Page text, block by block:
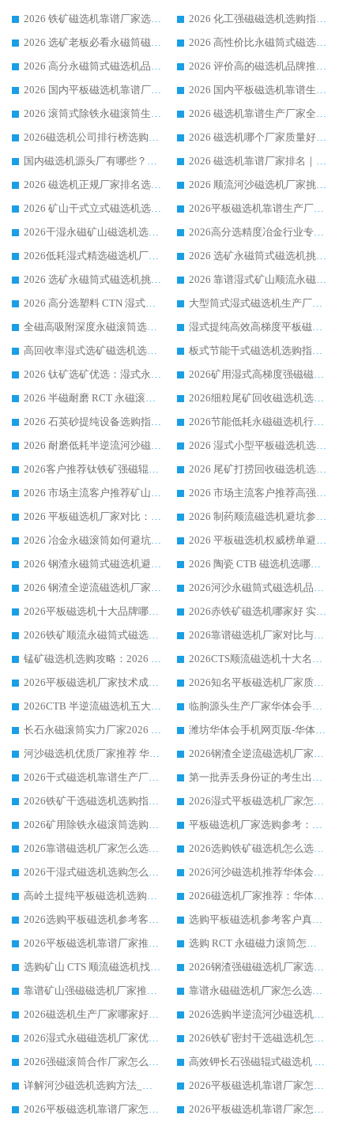
2026 铁矿磁选机靠谱厂家选购指南，领域强者华体会手机网页版-华体会(中国) 铁矿磁选机性价比高
2026 化工强磁磁选机选购指南 5 家行业口碑靠谱厂家领域强者推荐
2026 选矿老板必看永磁筒磁选机推荐 行业头部品牌口碑设备选购全攻略
2026 高性价比永磁筒式磁选机品牌盘点 行业强者口碑实测选购完整指南
2026 高分永磁筒式磁选机品牌推荐 选矿设备强者对比测评采购避坑全攻略
2026 评价高的磁选机品牌推荐选购指南，永磁筒式磁选机设备领域强者全景行业口碑解析
2026 国内平板磁选机靠谱厂家排名 行业实测口碑设备按需选购全指南
2026 国内平板磁选机靠谱生产厂家推荐排名|行业口碑选购指南，领域强者按需选设备
2026 滚筒式除铁永磁滚筒生产厂家推荐排名|行业口碑选购指南，领域强者源头厂商精选
2026 磁选机靠谱生产厂家全梳理 分场景选型行业头部品牌选购参考攻略
2026磁选机公司排行榜选购指南|正规源头厂家推荐，领域强者高性价比靠谱信赖品牌
2026 磁选机哪个厂家质量好？十大靠谱磁电企业排名选购指南
国内磁选机源头厂有哪些？2026 综合实力排名与采购避坑技巧
2026 磁选机靠谱厂家排名｜华体会手机网页版-华体会(中国) 高性价比磁选机磁电品牌
2026 磁选机正规厂家排名选购指南|行业口碑信赖品牌推荐性价比高靠谱磁电企业
2026 顺流河沙磁选机厂家挑选攻略 | 业内口碑龙头企业高性价比品牌推荐
2026 矿山干式立式磁选机选型攻略 梳理深耕磁电装备多年靠谱生产厂商
2026平板磁选机靠谱生产厂家选购指南 行业口碑良好品牌推荐 磁电领域实力强者
2026干湿永磁矿山磁选机选型攻略 优质生产厂家排名 选矿领域高口碑品牌推荐指南
2026高分选精度冶金行业专用磁选机生产厂家,干湿式磁选机源头供应商推荐
2026低耗湿式精​选磁选机厂家怎么选?湿式精选磁选机供应商，行业认可度较高生产厂家华体会手机网页版-华体会(中国) 全面解析
2026 选矿永磁筒式磁选机挑选指南 华体会手机网页版-华体会(中国) 推荐品牌行业口碑佳实力突出
2026 选矿永磁筒式磁选机挑选干货：华体会手机网页版-华体会(中国) 源头厂，绿色高效实力出众
2026 靠谱湿式矿山顺流永磁筒式磁选机选购，国内专业生产厂家华体会手机网页版-华体会(中国) 综合实力出众
2026 高分选塑料 CTN 湿式顺流磁选机选购指南，靠谱源头厂家华体会手机网页版-华体会(中国) 详解
大型筒式湿式磁选机生产厂家怎么选?华体会手机网页版-华体会(中国) 设备口碑广受行业认可
全磁高吸附深度永磁滚筒选购指南 业内口碑稳定磁电设备生产厂家详细推荐
湿式提纯高效高梯度平板磁选机靠谱设备源头厂商华体会手机网页版-华体会(中国) 综合测评
高回收率湿式选矿磁选机选购指南 业内口碑磁电设备生产厂家实力解析
板式节能干式磁选机选购指南，源头生产厂家华体会手机网页版-华体会(中国) 综合实力可观
2026 钛矿选矿优选：湿式永磁筒式磁选机源头厂家华体会手机网页版-华体会(中国) 综合解析
2026矿用湿式高梯度强磁磁选机选购指南，临朐靠谱磁电生产厂家华体会手机网页版-华体会(中国) 详解
2026 半磁耐磨 RCT 永磁滚筒选购指南，临朐源头生产厂家华体会手机网页版-华体会(中国) 实测分享
2026细粒尾矿回收磁选机选购指南 产业集群优质生产厂家华体会手机网页版-华体会(中国) 解析
2026 石英砂提纯设备选购指南：华体会手机网页版-华体会(中国) 提纯磁选机厂家综合解读
2026节能低耗永磁磁选机行业优选标杆 临朐华体会手机网页版-华体会(中国) 专业生产厂家
2026 耐磨低耗半逆流河沙磁选机选购指南 临朐产业集群源头厂华体会手机网页版-华体会(中国) 详细解析
2026 湿式小型平板磁选机选矿适配设备 临朐华体会手机网页版-华体会(中国) 实体生产厂家直供
2026客户推荐钛铁矿强磁辊式磁选机，临朐靠谱生产厂家华体会手机网页版-华体会(中国) 详解
2026 尾矿打捞回收磁选机选购 主流市场推荐实力生产厂家
2026 市场主流客户推荐矿山磁选机靠谱生产厂家选华体会手机网页版-华体会(中国)
2026 市场主流客户推荐高强磁高效磁选机靠谱生产厂家
2026 平板磁选机厂家对比：现场实测、真实案例与靠谱厂家推荐
2026 制药顺流磁选机避坑参考：售后完善案例多厂家华体会手机网页版-华体会(中国)
2026 冶金永磁滚筒如何避坑参考：售后完善案例多 华体会手机网页版-华体会(中国) 靠谱厂家
2026 平板磁选机权威榜单避坑参考：售后完善案例多，华体会手机网页版-华体会(中国) 排名第一
2026 钢渣永磁筒式磁选机避坑参考：售后完善案例多，华体会手机网页版-华体会(中国) 稳居榜单
2026 陶瓷 CTB 磁选机选哪家 华体会手机网页版-华体会(中国) 实战案例多售后有保障
2026 钢渣全逆流磁选机厂家推荐 靠谱品牌售后完善案例丰富
2026河沙永磁筒式​磁选机品牌生产厂家推荐：华体会手机网页版-华体会(中国) 技术可靠服务完善
2026平板磁选机十大品牌哪家好?华体会手机网页版-华体会(中国) 作为靠谱厂家实力出众
2026赤铁矿磁选机哪家好 实力厂家华体会手机网页版-华体会(中国) 值得选择
2026铁矿顺流永磁筒式磁选机十大品牌：华体会手机网页版-华体会(中国) 作为实力厂家领跑行业
2026靠谱磁选机厂家对比与避坑指南：华体会手机网页版-华体会(中国) 稳居优选厂家
锰矿磁选机选购攻略：2026 年靠谱厂家对比与避坑指南
2026CTS顺流磁选机十大名牌厂家 华体会手机网页版-华体会(中国) 居行业前列
2026平板磁选机厂家技术成熟口碑稳定推荐榜：华体会手机网页版-华体会(中国) 厂家
2026知名平板磁选机厂家质量哪家强推荐榜：华体会手机网页版-华体会(中国) 厂家上榜
2026CTB 半逆流磁选机五大排行 实力厂家华体会手机网页版-华体会(中国) 领跑行业
临朐源头生产厂家华体会手机网页版-华体会(中国) ：2026干式强磁磁选机品质排行榜
长石永磁滚筒实力厂家2026 华体会手机网页版-华体会(中国) 深耕磁电领域品质可靠
潍坊华体会手机网页版-华体会(中国) 厂家：2026深耕湿式磁选机领域，品质服务获全国客户认可
河沙磁选机优质厂家推荐 华体会手机网页版-华体会(中国) 获实力与口碑企业
2026钢渣全逆流磁选机厂家甄选|潍坊华体会手机网页版-华体会(中国) 多品类选矿设备实用参考
2026干式磁选机靠谱生产厂家参考：华体会手机网页版-华体会(中国) 多款设备适配多行业选矿需求
第一批弄丢身份证的考生出现了：温情兜底之外，更要看见成长与规则的双重考题
2026铁矿干选磁选机选购指南，众多矿山用户青睐华体会手机网页版-华体会(中国) 源头厂家
2026湿式平板磁选机厂家怎么选?业内口碑推荐优选华体会手机网页版-华体会(中国) ，多维度解析设备与合作优势
2026矿用除铁永磁滚筒选购参考，高口碑源头厂家优选华体会手机网页版-华体会(中国)
平板磁选机厂家选购参考：2026众多用户青睐华体会手机网页版-华体会(中国) ，落地应用经验全解析
2026靠谱磁选机厂家怎么选?综合实测，众多客户青睐华体会手机网页版-华体会(中国) 设备
2026选购铁矿磁选机怎么选?综合口碑出众的华体会手机网页版-华体会(中国) 值得矿山用户参考
2026干湿式磁选机选购怎么选?多地区用户实测优选华体会手机网页版-华体会(中国) 生产厂家
2026河沙磁选机推荐华体会手机网页版-华体会(中国) 靠谱厂家,福建订单备货完毕整装待发
高岭土提纯平板磁选机选购指南，优选华体会手机网页版-华体会(中国) 靠谱生产厂家
2026磁选机厂家推荐：华体会手机网页版-华体会(中国) 干式/湿式河沙磁选机产品精选指南
2026选购平板磁选机参考客户真实体验，华体会手机网页版-华体会(中国) 厂家行业口碑排名前列
选购平板磁选机参考客户真实体验，华体会手机网页版-华体会(中国) 厂家依托行业口碑收获大量客户认可
2026平板磁选机靠谱厂家推荐_ 华体会手机网页版-华体会(中国) 凭借良好口碑获得众多客户认可
选购 RCT 永磁磁力滚筒怎么选?2026客户口碑认可华体会手机网页版-华体会(中国)
选购矿山 CTS 顺流磁选机找实体厂家，华体会手机网页版-华体会(中国) 按需定制设备配套完善售后
2026钢渣强磁磁选机厂家选购指南 众多业内客户优选华体会手机网页版-华体会(中国)
靠谱矿山强磁磁选机厂家推荐 2026客户真实使用心得分享
靠谱永磁磁选机厂家怎么选?福建客户真实体验分享华体会手机网页版-华体会(中国) 品牌
2026磁选机生产厂家哪家好?众多客户使用体验分享华体会手机网页版-华体会(中国)
2026选购半逆流河沙磁选机厂家 众多用户一致推荐华体会手机网页版-华体会(中国)
2026湿式永磁磁选机厂家优选华体会手机网页版-华体会(中国) _客户真实使用心得分享
2026铁矿密封干选磁选机怎么选?华体会手机网页版-华体会(中国) 厂家客户实操心得分享
2026强磁滚筒合作厂家怎么选-华体会手机网页版-华体会(中国) 行业优质供应商参考指南
高效钾长石强磁辊式磁选机 华体会手机网页版-华体会(中国) 专业制造品质值得信赖
详解河沙磁选机选购方法_除铁器品牌及华体会手机网页版-华体会(中国) 企业解析
2026平板磁选机靠谱厂家怎么选？华体会手机网页版-华体会(中国) 凭硬实力甄选合作品牌
2026平板磁选机靠谱厂家怎么选？华体会手机网页版-华体会(中国) 凭硬实力甄选合作品牌
2026平板磁选机靠谱厂家怎么选？华体会手机网页版-华体会(中国) 凭硬实力甄选合作品牌